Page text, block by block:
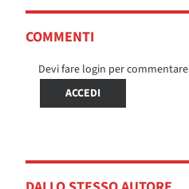
COMMENTI
Devi fare login per commentare
ACCEDI